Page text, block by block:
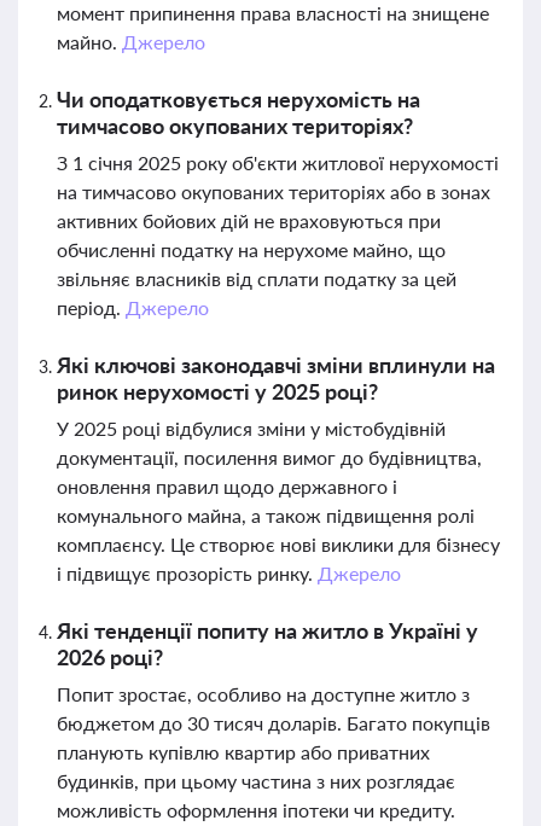
момент припинення права власності на знищене
майно. Джерело
Чи оподатковується нерухомість на
тимчасово окупованих територіях?
З 1 січня 2025 року об'єкти житлової нерухомості
на тимчасово окупованих територіях або в зонах
активних бойових дій не враховуються при
обчисленні податку на нерухоме майно, що
звільняє власників від сплати податку за цей
період. Джерело
Які ключові законодавчі зміни вплинули на
ринок нерухомості у 2025 році?
У 2025 році відбулися зміни у містобудівній
документації, посилення вимог до будівництва,
оновлення правил щодо державного і
комунального майна, а також підвищення ролі
комплаєнсу. Це створює нові виклики для бізнесу
і підвищує прозорість ринку. Джерело
Які тенденції попиту на житло в Україні у
2026 році?
Попит зростає, особливо на доступне житло з
бюджетом до 30 тисяч доларів. Багато покупців
планують купівлю квартир або приватних
будинків, при цьому частина з них розглядає
можливість оформлення іпотеки чи кредиту.